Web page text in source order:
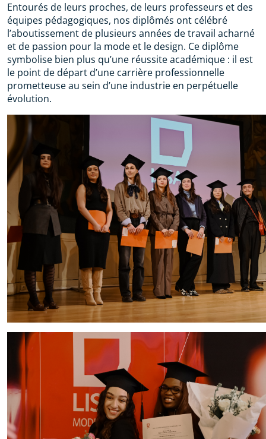
Entourés de leurs proches, de leurs professeurs et des
équipes pédagogiques, nos diplômés ont célébré
l’aboutissement de plusieurs années de travail acharné
et de passion pour la mode et le design. Ce diplôme
symbolise bien plus qu’une réussite académique : il est
le point de départ d’une carrière professionnelle
prometteuse au sein d’une industrie en perpétuelle
évolution.